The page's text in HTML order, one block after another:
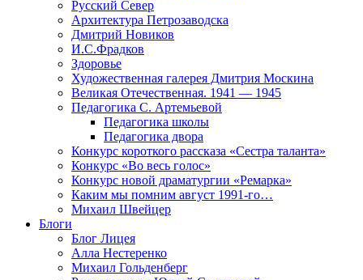
Русский Север
Архитектура Петрозаводска
Дмитрий Новиков
И.С.Фрадков
Здоровье
Художественная галерея Дмитрия Москина
Великая Отечественная. 1941 — 1945
Педагогика С. Артемьевой
Педагогика школы
Педагогика двора
Конкурс короткого рассказа «Сестра таланта»
Конкурс «Во весь голос»
Конкурс новой драматургии «Ремарка»
Каким мы помним август 1991-го…
Михаил Швейцер
Блоги
Блог Лицея
Алла Нестеренко
Михаил Гольденберг